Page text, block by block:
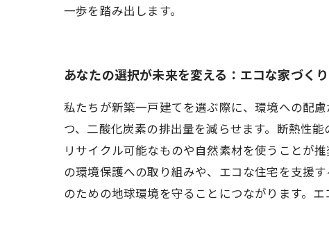
一歩を踏み出します。
あなたの選択が未来を変える：エコな家づく
私たちが新築一戸建てを選ぶ際に、環境への配
つ、二酸化炭素の排出量を減らせます。断熱性
リサイクル可能なものや自然素材を使うことが
の環境保護への取り組みや、エコな住宅を支援
のための地球環境を守ることにつながります。